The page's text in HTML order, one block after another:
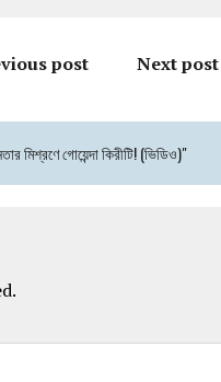
post Next post
মিশ্রণে গোয়েন্দা কিরীটি! (ভিডিও)"